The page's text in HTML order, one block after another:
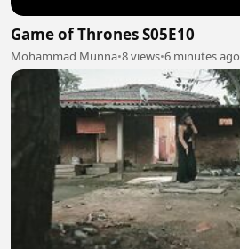
Game of Thrones S05E10
Mohammad Munna•8 views•6 minutes ago